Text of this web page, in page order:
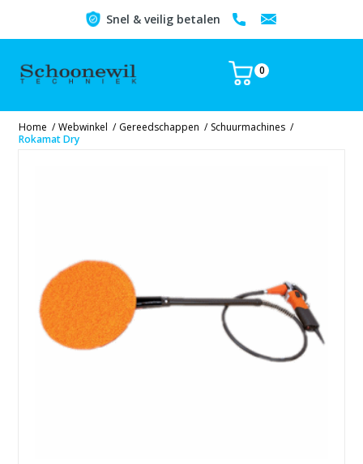
Snel & veilig betalen
0
Home / Webwinkel / Gereedschappen / Schuurmachines /
Rokamat Dry